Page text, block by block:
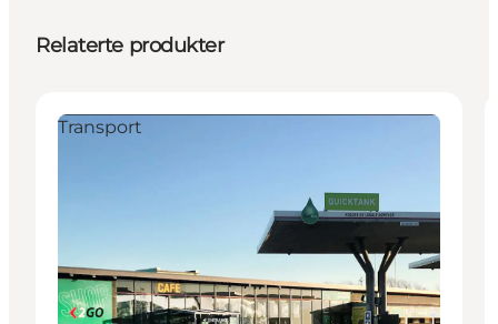
Relaterte produkter
Transport